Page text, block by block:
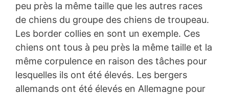
peu près la même taille que les autres races
de chiens du groupe des chiens de troupeau.
Les border collies en sont un exemple. Ces
chiens ont tous à peu près la même taille et la
même corpulence en raison des tâches pour
lesquelles ils ont été élevés. Les bergers
allemands ont été élevés en Allemagne pour